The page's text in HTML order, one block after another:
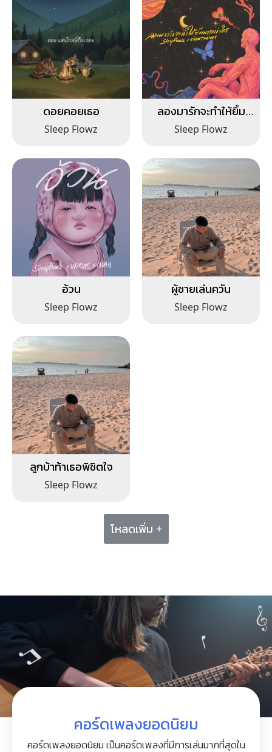
ดอยคอยเธอ
Sleep Flowz
ลองมารักจะทำให้ยิ้ม
มากกว่าใคร
Sleep Flowz
อ้วน
Sleep Flowz
ผู้ชายเล่นควัน
Sleep Flowz
ลูกบ้าท้าเธอพิชิตใจ
Sleep Flowz
โหลดเพิ่ม +
คอร์ดเพลงยอดนิยม
คอร์ดเพลงยอดนิยม เป็นคอร์ดเพลงที่มีการเล่นมากที่สุดใน